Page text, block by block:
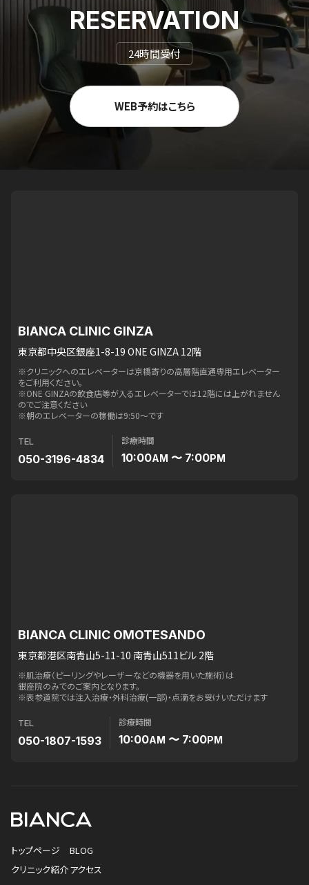
RESERVATION
24時間受付
WEB予約はこちら
BIANCA CLINIC GINZA
東京都中央区銀座1-8-19 ONE GINZA 12階
※クリニックへのエレベーターは京橋寄りの高層階直通専用エレベーター
をご利用ください。
※ONE GINZAの飲食店等が入るエレベーターでは12階には上がれません
のでご注意ください
※朝のエレベーターの稼働は9:50〜です
TEL
050-3196-4834
診療時間
10:00AM 〜 7:00PM
BIANCA CLINIC OMOTESANDO
東京都港区南青山5-11-10 南青山511ビル 2階
※肌治療（ピーリングやレーザーなどの機器を用いた施術）は
銀座院のみでのご案内となります。
※表参道院では注入治療・外科治療(一部)・点滴をお受けいただけます
TEL
050-1807-1593
診療時間
10:00AM 〜 7:00PM
トップページ
クリニック紹介
BLOG
アクセス